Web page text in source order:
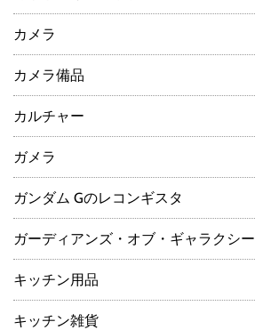
カメラ
カメラ備品
カルチャー
ガメラ
ガンダム Gのレコンギスタ
ガーディアンズ・オブ・ギャラクシー
キッチン用品
キッチン雑貨